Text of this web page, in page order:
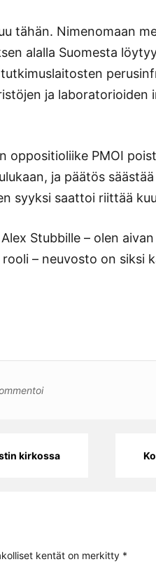
tähän. Nimenomaan
alalla Suomesta
ja laboratorioiden
oppositioliike PMOI
ja päätös
syyksi saattoi riittää
Stubbille – olen
– neuvosto on siksi
kirkossa
kentät on merkitty *